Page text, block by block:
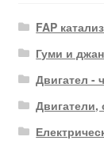
FAP
Гуми и
Двигател -
Двигатели,